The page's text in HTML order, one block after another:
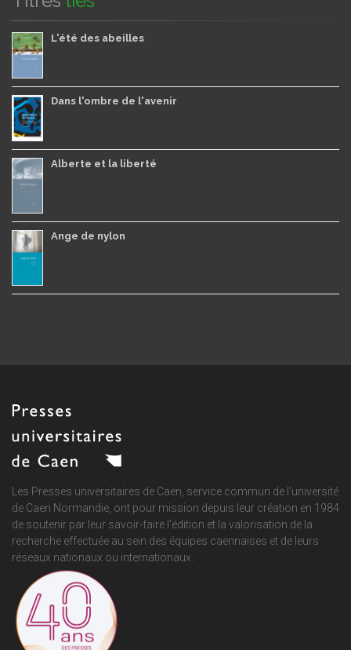
L'été des abeilles
Dans l'ombre de l'avenir
Alberte et la liberté
Ange de nylon
Les Presses universitaires de Caen, service commun de l'université
de Caen Normandie , ont pour mission depuis leur création en 1984
de soutenir par leur savoir-faire l'édition et la valorisation de la
recherche effectuée au sein des équipes caennaises et de leurs
réseaux nationaux ou internationaux.